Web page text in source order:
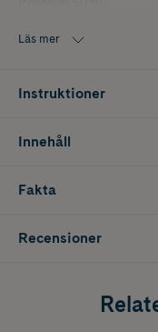
Läs mer
Instruktioner
Innehåll
Fakta
Recensioner